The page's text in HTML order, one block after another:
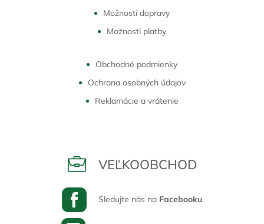
Možnosti dopravy
Možnosti platby
Obchodné podmienky
Ochrana osobných údajov
Reklamácie a vrátenie
VEĽKOOBCHOD
Sledujte nás na Facebooku